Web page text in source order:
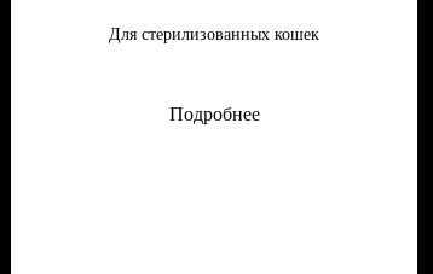
Для стерилизованных кошек
Подробнее